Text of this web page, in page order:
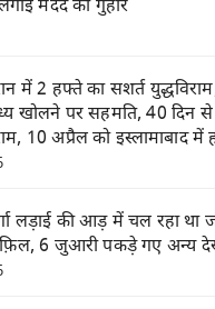
मदद की गुहार
में 2 हफ्ते का सशर्त
पर सहमति, 40 दिन से
10 अप्रैल को इस्लामाबाद में
लड़ाई की आड़ में चल रहा
6 जुआरी पकड़े गए अन्य